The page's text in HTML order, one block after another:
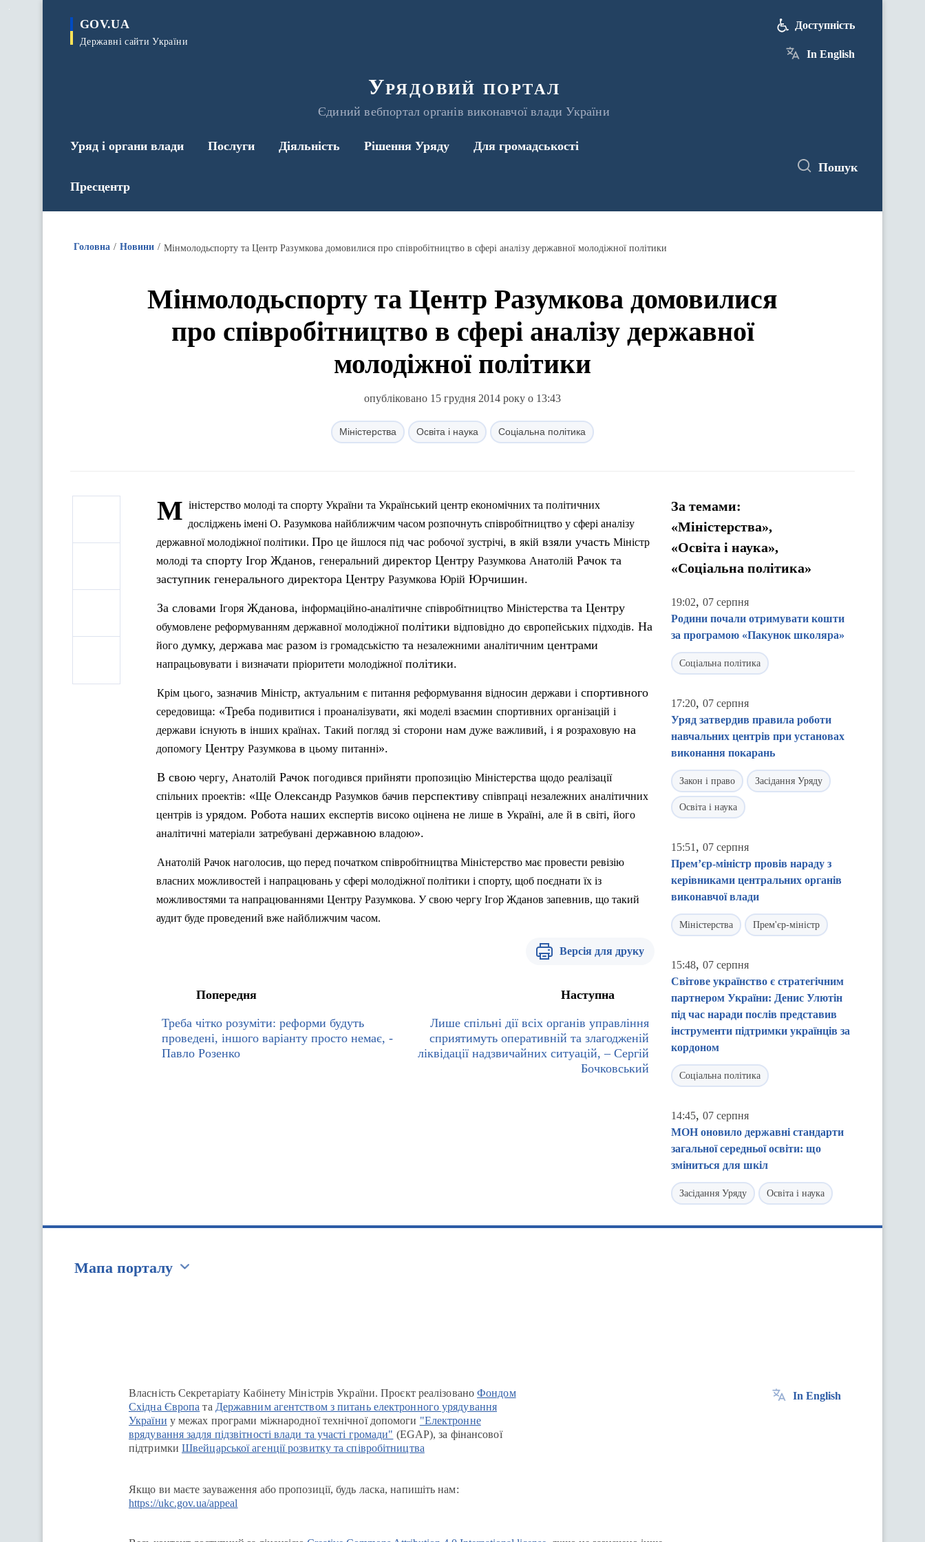
GOV.UA
Державні сайти України
Урядовий портал
Єдиний вебпортал органів виконавчої влади України
Доступність
In English
Уряд і органи влади Послуги Діяльність Рішення Уряду Для громадськості
Пресцентр
Пошук
Головна Новини Мінмолодьспорту та Центр Разумкова домовилися про співробітництво в сфері аналізу державної молодіжної політики
Мінмолодьспорту та Центр Разумкова домовилися
про співробітництво в сфері аналізу державної
молодіжної політики
опубліковано 15 грудня 2014 року о 13:43
Міністерства Освіта і наука Соціальна політика
М іністерство молоді та спорту України та Український центр економічних та політичних
досліджень імені О. Разумкова найближчим часом розпочнуть співробітництво у сфері аналізу
державної молодіжної політики. Про це йшлося під час робочої зустрічі, в якій взяли участь Міністр
молоді та спорту Ігор Жданов, генеральний директор Центру Разумкова Анатолій Рачок та
заступник генерального директора Центру Разумкова Юрій Юрчишин.
За словами Ігоря Жданова, інформаційно-аналітичне співробітництво Міністерства та Центру
обумовлене реформуванням державної молодіжноїполітики відповідно до європейських підходів. На
його думку, держава має разом із громадськістю та незалежними аналітичним центрами
напрацьовувати і визначати пріоритети молодіжноїполітики.
Крім цього, зазначив Міністр, актуальним є питання реформування відносин держави і спортивного
середовища: «Треба подивитися і проаналізувати, які моделі взаємин спортивних організацій і
держави існують в інших країнах. Такий погляд зі сторони нам дуже важливий, і я розраховую на
допомогу Центру Разумкова в цьому питанні».
В свою чергу, Анатолій Рачок погодився прийняти пропозицію Міністерства щодо реалізації
спільних проектів: «Ще Олександр Разумков бачив перспективу співпраці незалежних аналітичних
центрів із урядом. Робота наших експертів високо оцінена не лише в Україні, але й в світі, його
аналітичні матеріали затребувані державною владою».
Анатолій Рачок наголосив, що перед початком співробітництва Міністерство має провести ревізію
власних можливостей і напрацювань у сфері молодіжної політики і спорту, щоб поєднати їх із
можливостями та напрацюваннями Центру Разумкова. У свою чергу Ігор Жданов запевнив, що такий
аудит буде проведений вже найближчим часом.
Версія для друку
Попередня
Треба чітко розуміти: реформи будуть
проведені, іншого варіанту просто немає, -
Павло Розенко
Наступна
Лише спільні дії всіх органів управління
сприятимуть оперативній та злагодженій
ліквідації надзвичайних ситуацій, – Сергій
Бочковський
За темами:
«Міністерства»,
«Освіта і наука»,
«Соціальна політика»
19:02, 07 серпня
Родини почали отримувати кошти
за програмою «Пакунок школяра»
Соціальна політика
17:20, 07 серпня
Уряд затвердив правила роботи
навчальних центрів при установах
виконання покарань
Закон і право Засідання Уряду
Освіта і наука
15:51 , 07 серпня
Прем’єр-міністр провів нараду з
керівниками центральних органів
виконавчої влади
Міністерства Прем'єр-міністр
15:48, 07 серпня
Світове українство є стратегічним
партнером України: Денис Улютін
під час наради послів представив
інструменти підтримки українців за
кордоном
Соціальна політика
14:45, 07 серпня
МОН оновило державні стандарти
загальної середньої освіти: що
зміниться для шкіл
Засідання Уряду Освіта і наука
Мапа порталу
Власність Секретаріату Кабінету Міністрів України. Проєкт реалізованоФондом
Східна Європа та Державним агентством з питань електронного урядування
України у межах програми міжнародної технічної допомоги "Електронне
врядування задля підзвітності влади та участі громади" (EGAP), за фінансової
підтримки Швейцарської агенції розвитку та співробітництва
Якщо ви маєте зауваження або пропозиції, будь ласка, напишіть нам:
https://ukc.gov.ua/appeal
In English